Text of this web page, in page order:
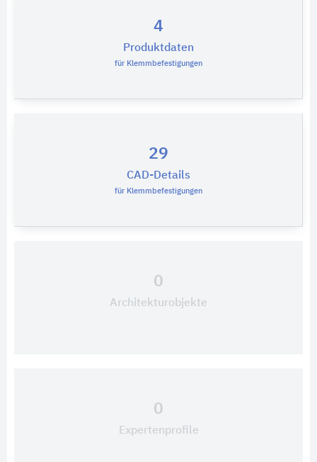
4
Produktdaten
für Klemmbefestigungen
29
CAD-Details
für Klemmbefestigungen
0
Architekturobjekte
0
Expertenprofile